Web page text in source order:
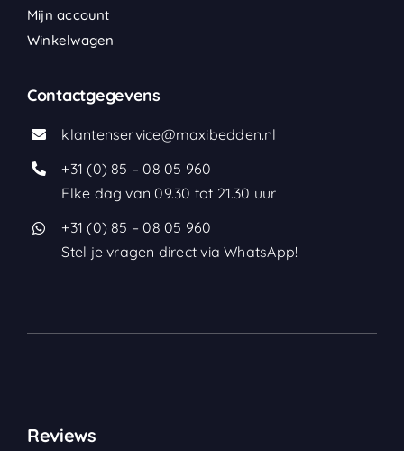
Mijn account
Winkelwagen
Contactgegevens
klantenservice@maxibedden.nl
+31 (0) 85 – 08 05 960
Elke dag van 09.30 tot 21.30 uur
+31 (0) 85 – 08 05 960
Stel je vragen direct via WhatsApp!
Reviews